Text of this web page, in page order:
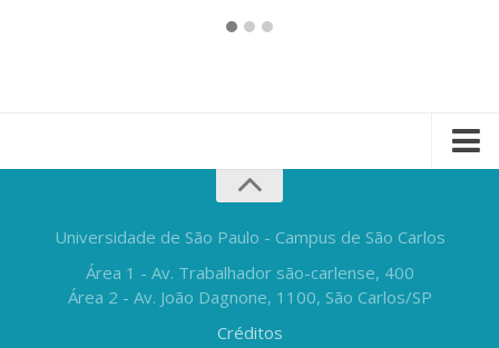
Universidade de São Paulo - Campus de São Carlos
Área 1 - Av. Trabalhador são-carlense, 400
Área 2 - Av. João Dagnone, 1100, São Carlos/SP
Créditos